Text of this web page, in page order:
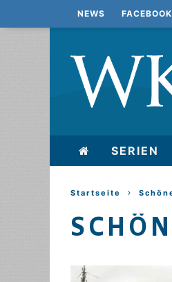
NEWS FACEBOOK
SERIEN
Startseite